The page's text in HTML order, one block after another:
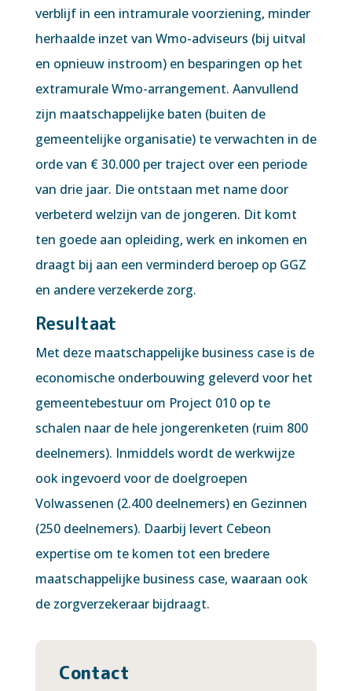
verblijf in een intramurale voorziening, minder
herhaalde inzet van Wmo-adviseurs (bij uitval
en opnieuw instroom) en besparingen op het
extramurale Wmo-arrangement. Aanvullend
zijn maatschappelijke baten (buiten de
gemeentelijke organisatie) te verwachten in de
orde van € 30.000 per traject over een periode
van drie jaar. Die ontstaan met name door
verbeterd welzijn van de jongeren. Dit komt
ten goede aan opleiding, werk en inkomen en
draagt bij aan een verminderd beroep op GGZ
en andere verzekerde zorg.
Resultaat
Met deze maatschappelijke business case is de
economische onderbouwing geleverd voor het
gemeentebestuur om Project 010 op te
schalen naar de hele jongerenketen (ruim 800
deelnemers). Inmiddels wordt de werkwijze
ook ingevoerd voor de doelgroepen
Volwassenen (2.400 deelnemers) en Gezinnen
(250 deelnemers). Daarbij levert Cebeon
expertise om te komen tot een bredere
maatschappelijke business case, waaraan ook
de zorgverzekeraar bijdraagt.
Contact